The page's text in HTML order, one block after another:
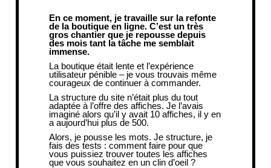
En ce moment, je travaille sur la refonte
de la boutique en ligne. C’est un très
gros chantier que je repousse depuis
des mois tant la tâche me semblait
immense.
La boutique était lente et l’expérience
utilisateur pénible – je vous trouvais même
courageux de continuer à commander.
La structure du site n’était plus du tout
adaptée à l’offre des affiches. Je l’avais
imaginé alors qu’il y avait 10 affiches, il y en
a aujourd’hui plus de 500.
Alors, je pousse les mots. Je structure, je
fais des tests : comment faire pour que
vous puissiez trouver toutes les affiches
que vous souhaitez en un clin d’oeil ?